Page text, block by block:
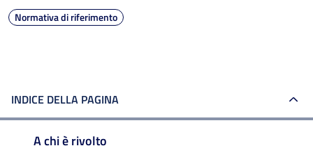
Normativa di riferimento
INDICE DELLA PAGINA
A chi è rivolto